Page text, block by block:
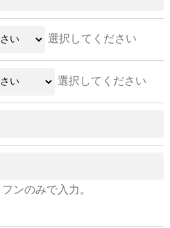
選択してください
選択してください
ンのみで入力。